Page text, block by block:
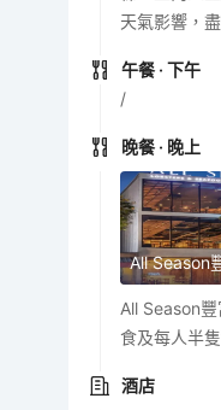
天氣影響，
午餐 · 下午
/
晚餐 · 晚上
All Season
食及每人半
酒店